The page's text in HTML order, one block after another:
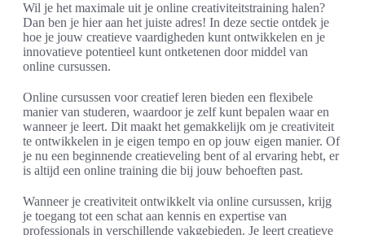
Wil je het maximale uit je online creativiteitstraining halen?
Dan ben je hier aan het juiste adres! In deze sectie ontdek je
hoe je jouw creatieve vaardigheden kunt ontwikkelen en je
innovatieve potentieel kunt ontketenen door middel van
online cursussen.
Online cursussen voor creatief leren bieden een flexibele
manier van studeren, waardoor je zelf kunt bepalen waar en
wanneer je leert. Dit maakt het gemakkelijk om je creativiteit
te ontwikkelen in je eigen tempo en op jouw eigen manier. Of
je nu een beginnende creatieveling bent of al ervaring hebt, er
is altijd een online training die bij jouw behoeften past.
Wanneer je creativiteit ontwikkelt via online cursussen, krijg
je toegang tot een schat aan kennis en expertise van
professionals in verschillende vakgebieden. Je leert creatieve